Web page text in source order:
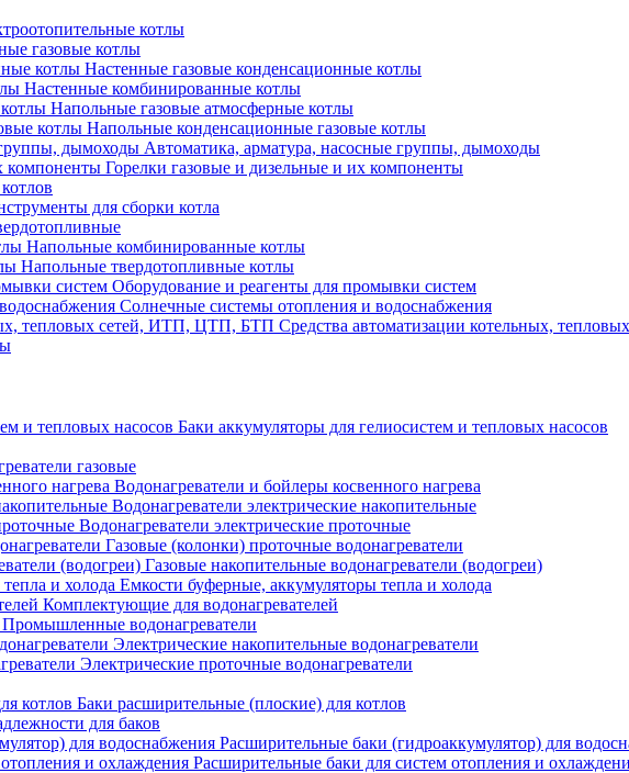
котлы
газовые котлы
Настенные газовые конденсационные котлы
Настенные комбинированные котлы
Напольные газовые атмосферные котлы
Напольные конденсационные газовые котлы
Автоматика, арматура, насосные группы, дымоходы
Горелки газовые и дизельные и их компоненты
для сборки котла
Напольные комбинированные котлы
Напольные твердотопливные котлы
Оборудование и реагенты для промывки систем
Солнечные системы отопления и водоснабжения
Средства автоматизации котельных,
Баки аккумуляторы для гелиосистем и тепловых насосов
газовые
Водонагреватели и бойлеры косвенного нагрева
Водонагреватели электрические накопительные
Водонагреватели электрические проточные
Газовые (колонки) проточные водонагреватели
Газовые накопительные водонагреватели (водогреи)
Емкости буферные, аккумуляторы тепла и холода
Комплектующие для водонагревателей
Промышленные водонагреватели
Электрические накопительные водонагреватели
Электрические проточные водонагреватели
Баки расширительные (плоские) для котлов
для баков
Расширительные баки (гидроаккумулятор) для
Расширительные баки для систем отопления и